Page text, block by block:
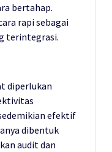
bertahap.
rapi sebagai
terintegrasi.
diperlukan
efektif
dibentuk
audit dan